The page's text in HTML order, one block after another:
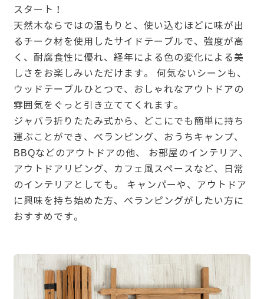
スタート！
天然木ならではの温もりと、使い込むほどに味が出
るチーク材を使用したサイドテーブルで、強度が高
く、耐腐食性に優れ、経年による色の変化による美
しさをお楽しみいただけます。 何気ないシーンも、
ウッドテーブルひとつで、おしゃれなアウトドアの
雰囲気をぐっと引き立ててくれます。
ジャバラ折りたたみ式から、どこにでも簡単に持ち
運ぶことができ、べランピング、おうちキャンプ、
BBQなどのアウトドアの他、 お部屋のインテリア、
アウトドアリビング、カフェ風スペースなど、日常
のインテリアとしても。 キャンパーや、アウトドア
に興味を持ち始めた方、べランピングがしたい方に
おすすめです。